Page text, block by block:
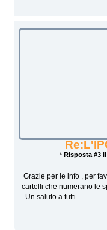
* Risposta #3
Grazie per le info , per
cartelli che numerano le
Un saluto a tutti.